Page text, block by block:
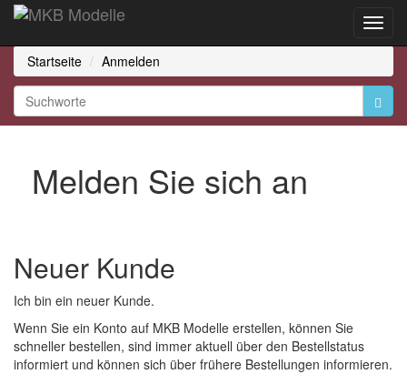
Startseite
Anmelden
Melden Sie sich an
Neuer Kunde
Ich bin ein neuer Kunde.
Wenn Sie ein Konto auf MKB Modelle erstellen, können Sie
schneller bestellen, sind immer aktuell über den Bestellstatus
informiert und können sich über frühere Bestellungen informieren.